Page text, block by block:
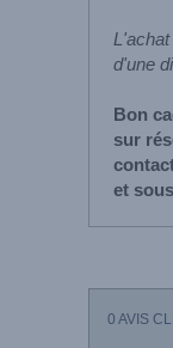
d'une
Bon
sur
et
0 AVIS